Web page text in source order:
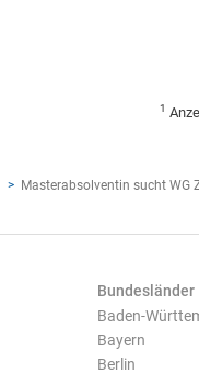
1
Masterabsolventin sucht WG
Bundesländer
Baden-
Bayern
Berlin